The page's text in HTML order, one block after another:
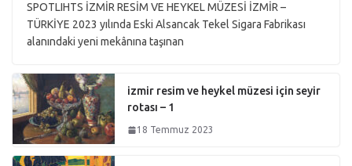
SPOTLIHTS İZMİR RESİM VE HEYKEL MÜZESİ İZMİR –
TÜRKİYE 2023 yılında Eski Alsancak Tekel Sigara Fabrikası
alanındaki yeni mekânına taşınan
izmir resim ve heykel müzesi için seyir
rotası – 1
18 Temmuz 2023